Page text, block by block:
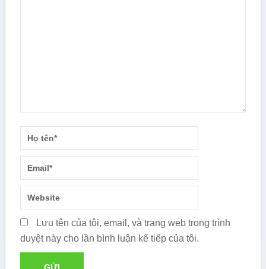
Lưu tên của tôi, email, và trang web trong trình
duyệt này cho lần bình luận kế tiếp của tôi.